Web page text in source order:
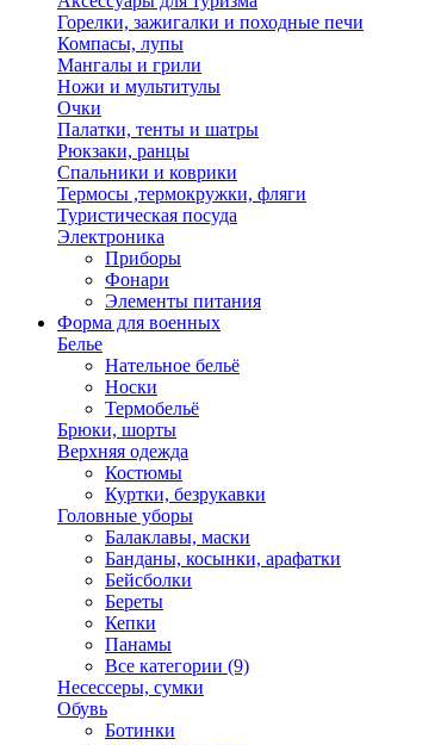
Горелки, зажигалки и походные печи
Компасы, лупы
Мангалы и грили
Ножи и мультитулы
Очки
Палатки, тенты и шатры
Рюкзаки, ранцы
Спальники и коврики
Термосы ,термокружки, фляги
Туристическая посуда
Электроника
Приборы
Фонари
Элементы питания
Форма для военных
Белье
Нательное бельё
Носки
Термобельё
Брюки, шорты
Верхняя одежда
Костюмы
Куртки, безрукавки
Головные уборы
Балаклавы, маски
Банданы, косынки, арафатки
Бейсболки
Береты
Кепки
Панамы
Все категории (9)
Несессеры, сумки
Обувь
Ботинки